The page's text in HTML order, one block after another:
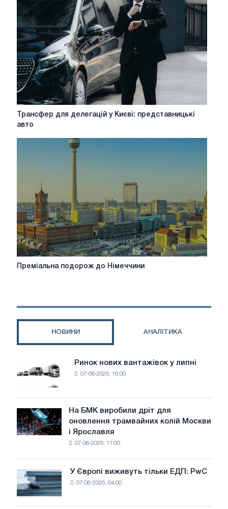
Profi
cargo
service
Трансфер
Трансфер для делегацій у Києві: представницькі
авто
Преміальна
подорож
Преміальна подорож до Німеччини
НОВИНИ АНАЛІТИКА
Ринок
нових
вантажівок
у
липні
Ринок нових вантажівок у липні
07-08-2026, 16:00
На
БМК
виробили
трамвайних
колій
Москви
На БМК виробили дріт для
оновлення трамвайних колій Москви
і Ярославля
07-08-2026, 11:00
Європі
виживуть
тільки
У Європі виживуть тільки ЕДП: PwC
07-08-2026, 04:00